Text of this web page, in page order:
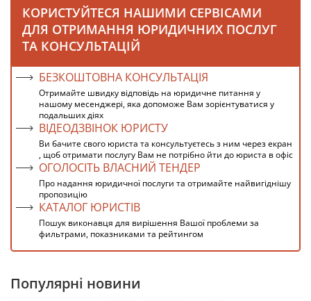
КОРИСТУЙТЕСЯ НАШИМИ СЕРВІСАМИ
ДЛЯ ОТРИМАННЯ ЮРИДИЧНИХ ПОСЛУГ
ТА КОНСУЛЬТАЦІЙ
БЕЗКОШТОВНА КОНСУЛЬТАЦІЯ
Отримайте швидку відповідь на юридичне питання у
нашому месенджері, яка допоможе Вам зорієнтуватися у
подальших діях
ВІДЕОДЗВІНОК ЮРИСТУ
Ви бачите свого юриста та консультуєтесь з ним через екран
, щоб отримати послугу Вам не потрібно йти до юриста в офіс
ОГОЛОСІТЬ ВЛАСНИЙ ТЕНДЕР
Про надання юридичної послуги та отримайте найвигіднішу
пропозицію
КАТАЛОГ ЮРИСТІВ
Пошук виконавця для вирішення Вашої проблеми за
фильтрами, показниками та рейтингом
Популярні новини